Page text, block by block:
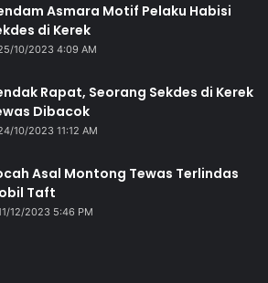
Asmara Motif Pelaku Habisi
di Kerek
10/2023 4:09 AM
Rapat, Seorang Sekdes di Kerek
Dibacok
10/2023 11:12 AM
Asal Montong Tewas Terlindas
Taft
12/2023 5:46 PM